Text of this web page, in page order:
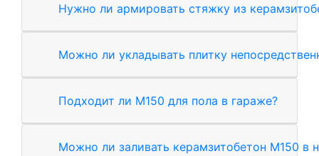
Нужно ли армировать стяжку из
Можно ли укладывать плитку
Подходит ли М150 для пола в гараже?
Можно ли заливать керамзитобетон М150 в